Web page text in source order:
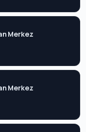
Merkez
Merkez